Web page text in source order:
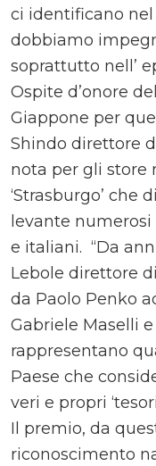
ci identificano
dobbiamo
soprattutto nell’
Ospite d’onore
Giappone per
Shindo direttore
nota per gli
‘Strasburgo’ che
levante
e italiani. “Da
Lebole direttore
da Paolo Penko
Gabriele Maselli
rappresentano
Paese che
veri e propri ‘tesori
Il premio, da
riconoscimento